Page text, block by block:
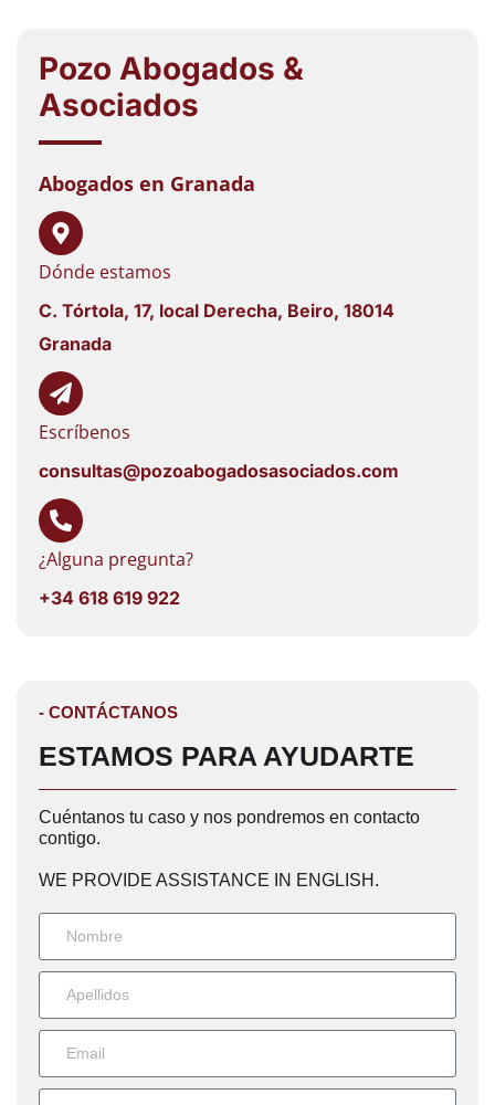
Pozo Abogados &
Asociados
Abogados en Granada
Dónde estamos
C. Tórtola, 17, local Derecha, Beiro, 18014
Granada
Escríbenos
consultas@pozoabogadosasociados.com
¿Alguna pregunta?
+34 618 619 922
- CONTÁCTANOS
ESTAMOS PARA AYUDARTE
Cuéntanos tu caso y nos pondremos en contacto
contigo.
WE PROVIDE ASSISTANCE IN ENGLISH.